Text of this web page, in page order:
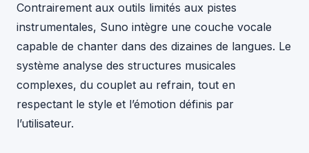
Contrairement aux outils limités aux pistes
instrumentales, Suno intègre une couche vocale
capable de chanter dans des dizaines de langues. Le
système analyse des structures musicales
complexes, du couplet au refrain, tout en
respectant le style et l’émotion définis par
l’utilisateur.